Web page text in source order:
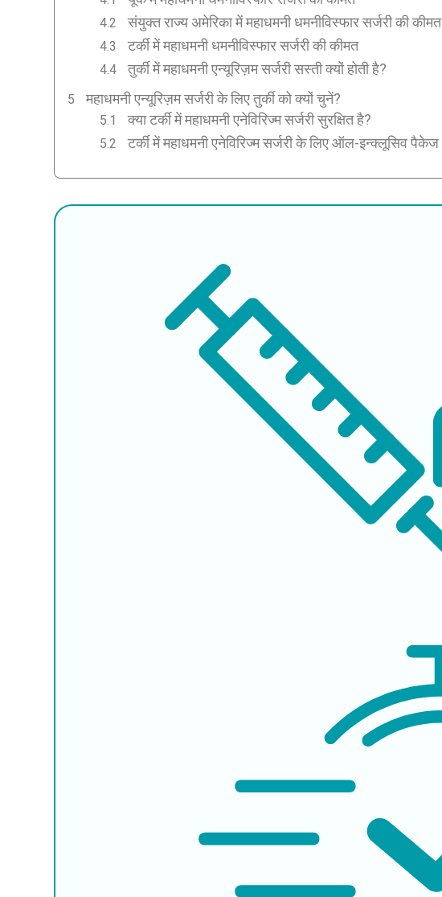
संयुक्त राज्य अमेरिका में महाधमनी धमनीविस्फार सर्जरी की कीमत
टर्की में महाधमनी धमनीविस्फार सर्जरी की कीमत
तुर्की में महाधमनी एन्यूरिज़म सर्जरी सस्ती क्यों होती है?
महाधमनी एन्यूरिज़म सर्जरी के लिए तुर्की को क्यों चुनें?
क्या टर्की में महाधमनी एनेविरिज्म सर्जरी सुरक्षित है?
टर्की में महाधमनी एनेविरिज्म सर्जरी के लिए ऑल-इन्क्लूसिव पैकेज